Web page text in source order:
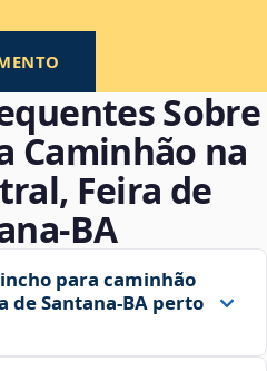
Sobre
Caminhão na
Feira de
para caminhão
de Santana‑BA perto